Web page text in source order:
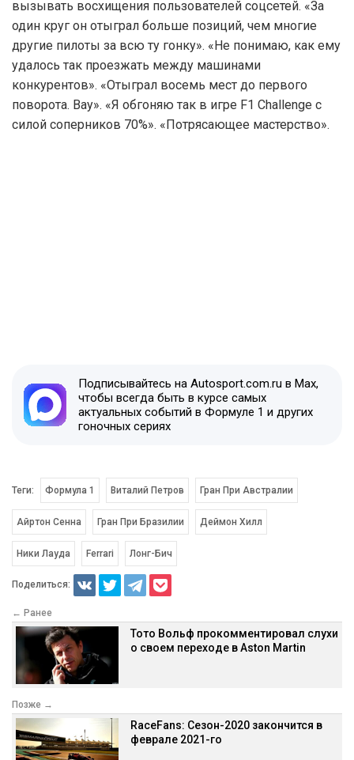
вызывать восхищения пользователей соцсетей. «За
один круг он отыграл больше позиций, чем многие
другие пилоты за всю ту гонку». «Не понимаю, как ему
удалось так проезжать между машинами
конкурентов». «Отыграл восемь мест до первого
поворота. Вау». «Я обгоняю так в игре F1 Challenge с
силой соперников 70%». «Потрясающее мастерство».
Подписывайтесь на Autosport.com.ru в Max,
чтобы всегда быть в курсе самых
актуальных событий в Формуле 1 и других
гоночных сериях
Теги: Формула 1 Виталий Петров Гран При Австралии
Айртон Сенна Гран При Бразилии Деймон Хилл
Ники Лауда Ferrari Лонг-Бич
Поделиться:
← Ранее
Тото Вольф прокомментировал слухи
о своем переходе в Aston Martin
Позже →
RaceFans: Сезон-2020 закончится в
феврале 2021-го